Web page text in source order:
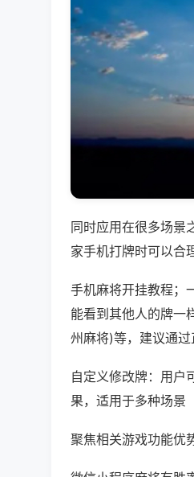
同时应用在很多场景
家手机打牌时可以合
手机麻将开挂教程；
能看到其他人的牌一
州麻将)等，建议通过
自定义修改牌：用户
果，适用于多种场景
聚焦相关游戏功能优